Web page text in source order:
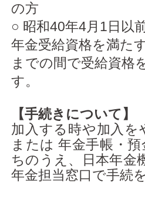
の方
○ 昭和40年4月1日以
年金受給資格を満た
までの間で受給資格
す。
【手続きについて】
加入する時や加入を
または 年金手帳・
ちのうえ、日本年金
年金担当窓口で手続